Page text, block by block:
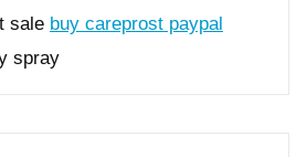
sale buy careprost paypal
spray